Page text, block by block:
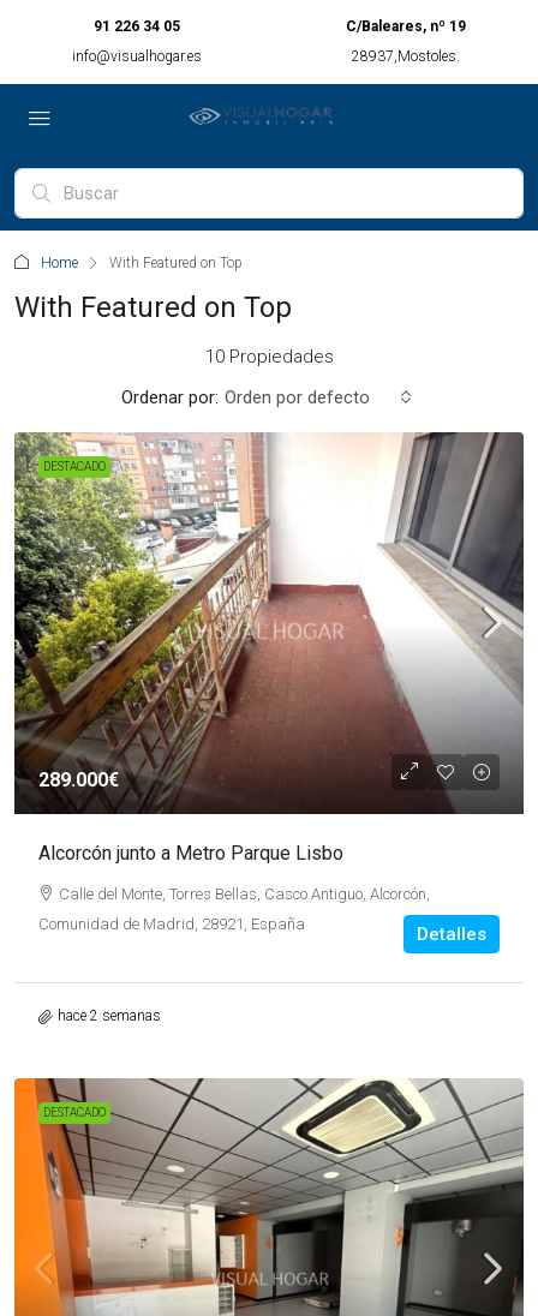
91 226 34 05
info@visualhogar.es
C/Baleares, nº 19
28937,Mostoles.
Home With Featured on Top
With Featured on Top
10 Propiedades
Ordenar por: Orden por defecto
DESTACADO
289.000€
Alcorcón junto a Metro Parque Lisbo
Calle del Monte, Torres Bellas, Casco Antiguo, Alcorcón,
Comunidad de Madrid, 28921, España
Detalles
hace 2 semanas
DESTACADO